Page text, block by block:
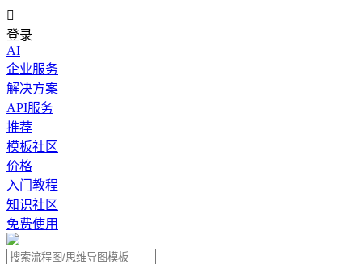

登录
AI
企业服务
解决方案
API服务
推荐
模板社区
价格
入门教程
知识社区
免费使用